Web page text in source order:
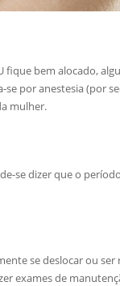
bem alocado,
por anestesia (por
mulher.
se dizer que o
se deslocar ou
exames de